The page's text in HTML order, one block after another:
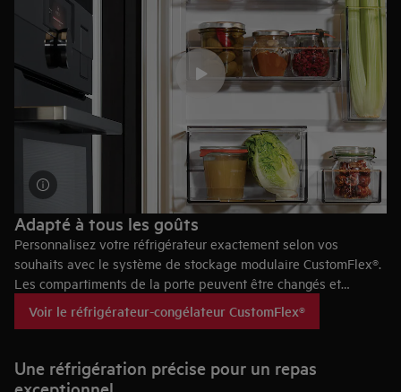
Adapté à tous les goûts
Personnalisez votre réfrigérateur exactement selon vos
souhaits avec le système de stockage modulaire CustomFlex®.
Les compartiments de la porte peuvent être changés et
déplacés en quelques secondes, vous offrant une liberté totale.
Des pinces pour les herbes. Des boîtes transparentes pour les
les sauces et les condiments. Organisez votre réfrigérateur
comme vous le désirez et optimisez votre espace de stockage.
Voir le réfrigérateur-congélateur CustomFlex®
Une réfrigération précise pour un repas